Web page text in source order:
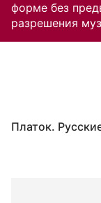
форме без
разрешения
Платок.